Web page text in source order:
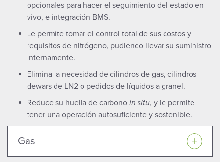
opcionales para hacer el seguimiento del estado en
vivo, e integración BMS.
Le permite tomar el control total de sus costos y
requisitos de nitrógeno, pudiendo llevar su suministro
internamente.
Elimina la necesidad de cilindros de gas, cilindros
dewars de LN2 o pedidos de líquidos a granel.
Reduce su huella de carbono in situ, y le permite
tener una operación autosuficiente y sostenible.
Gas